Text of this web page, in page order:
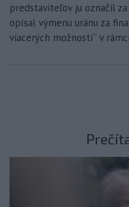
predstaviteľov ju označil
opísal výmenu uránu za
viacerých možností“ v